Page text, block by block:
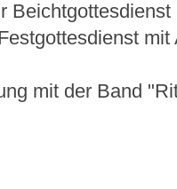
Beichtgottesdienst
mit der Band